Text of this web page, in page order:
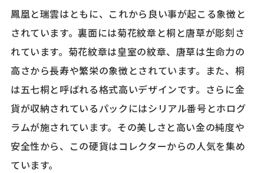
鳳凰と瑞雲はともに、これから良い事が起こる象徴と
されています。裏面には菊花紋章と桐と唐草が彫刻さ
れています。菊花紋章は皇室の紋章、唐草は生命力の
高さから長寿や繁栄の象徴とされています。また、桐
は五七桐と呼ばれる格式高いデザインです。さらに金
貨が収納されているパックにはシリアル番号とホログ
ラムが施されています。その美しさと高い金の純度や
安全性から、この硬貨はコレクターからの人気を集め
ています。